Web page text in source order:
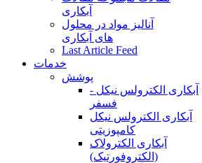
آبکاری
آنالیز مواد در محلول
های آبکاری
Last Article Feed
خدمات
پوشش
آبکاری الکترولس نیکل -
فسفر
آبکاری الکترولس نیکل
کامپوزیتی
آبکاری الکترولاک
(الکتروفورتیک)